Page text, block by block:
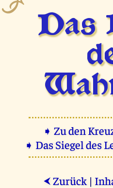
Das
➧ Zu den
➧ Das Siegel des
⮜ Zurück |